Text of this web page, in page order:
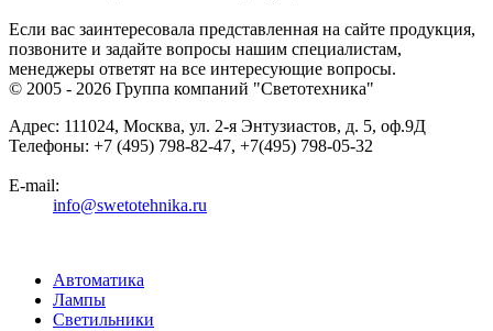
Если вас заинтересовала представленная на сайте продукция,
позвоните и задайте вопросы нашим специалистам,
менеджеры ответят на все интересующие вопросы.
© 2005 - 2026 Группа компаний "Светотехника"
Адрес: 111024, Москва, ул. 2-я Энтузиастов, д. 5, оф.9Д
Телефоны: +7 (495) 798-82-47, +7(495) 798-05-32
E-mail:
info@swetotehnika.ru
Автоматика
Лампы
Светильники